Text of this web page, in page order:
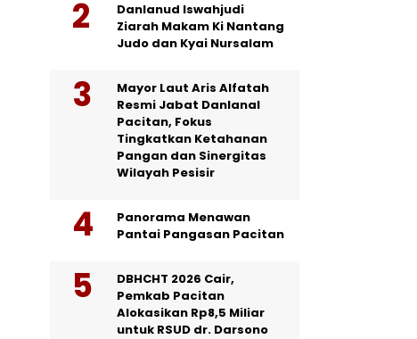
Danlanud Iswahjudi
Ziarah Makam Ki Nantang
Judo dan Kyai Nursalam
Mayor Laut Aris Alfatah
Resmi Jabat Danlanal
Pacitan, Fokus
Tingkatkan Ketahanan
Pangan dan Sinergitas
Wilayah Pesisir
Panorama Menawan
Pantai Pangasan Pacitan
DBHCHT 2026 Cair,
Pemkab Pacitan
Alokasikan Rp8,5 Miliar
untuk RSUD dr. Darsono